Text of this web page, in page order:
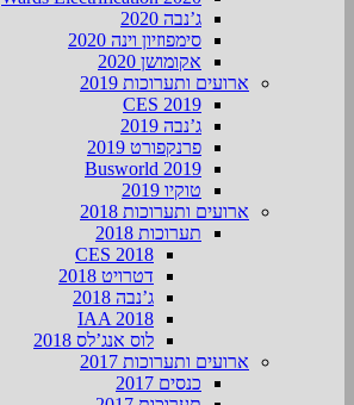
ג’נבה 2020
סימפוזיון וינה 2020
אקומושן 2020
ארועים ותערוכות 2019
CES 2019
ג’נבה 2019
פרנקפורט 2019
Busworld 2019
טוקיו 2019
ארועים ותערוכות 2018
תערוכות 2018
CES 2018
דטרויט 2018
ג’נבה 2018
IAA 2018
לוס אנג’לס 2018
ארועים ותערוכות 2017
כנסים 2017